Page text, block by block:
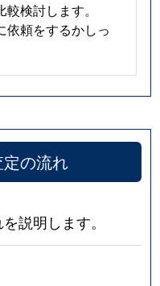
検討します。
依頼をするかしっ
の流れ
説明します。